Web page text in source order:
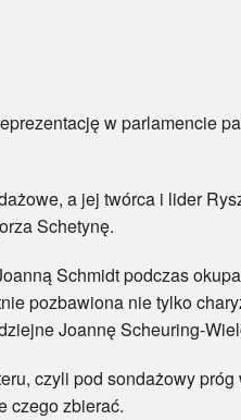
w parlamencie
a jej twórca i lider
Schetynę.
Schmidt podczas
pozbawiona nie tylko
Joannę Scheuring-
czyli pod sondażowy próg
czego zbierać.